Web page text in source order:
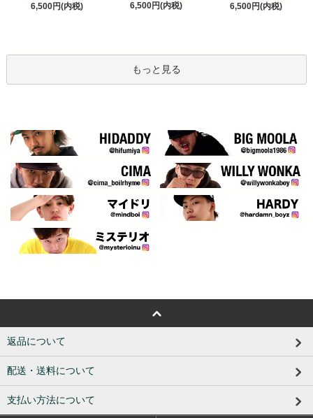
6,500円(内税)
6,500円(内税)
6,500円(内税)
もっと見る
返品について
配送・送料について
支払い方法について